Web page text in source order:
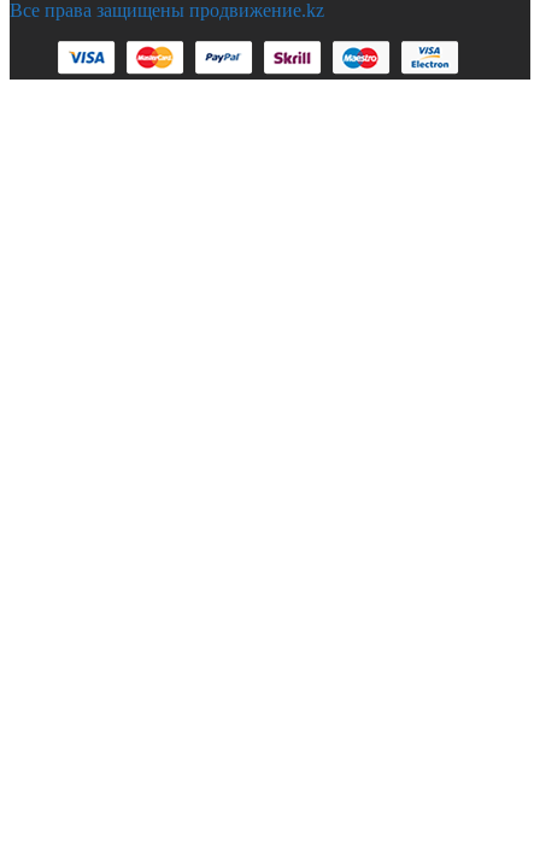
Все права защищены продвижение.kz